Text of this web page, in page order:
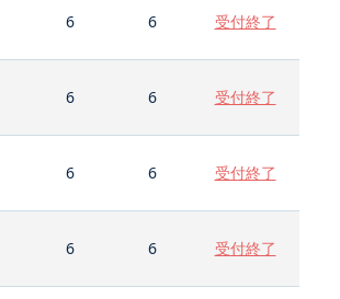
6 6 受付終了
6 6 受付終了
6 6 受付終了
6 6 受付終了